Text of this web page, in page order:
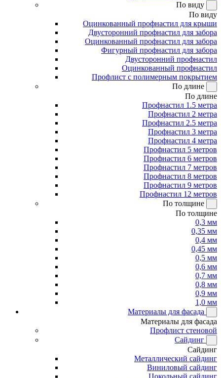
По виду
По виду
Оцинкованный профнастил для крыши
Двусторонний профнастил для забора
Оцинкованный профнастил для забора
Фигурный профнастил для забора
Двусторонний профнастил
Оцинкованный профнастил
Профлист с полимерным покрытием
По длине
По длине
Профнастил 1.5 метра
Профнастил 2 метра
Профнастил 2.5 метра
Профнастил 3 метра
Профнастил 4 метра
Профнастил 5 метров
Профнастил 6 метров
Профнастил 7 метров
Профнастил 8 метров
Профнастил 9 метров
Профнастил 12 метров
По толщине
По толщине
0,3 мм
0,35 мм
0,4 мм
0,45 мм
0,5 мм
0,6 мм
0,7 мм
0,8 мм
0,9 мм
1,0 мм
Материалы для фасада
Материалы для фасада
Профлист стеновой
Сайдинг
Сайдинг
Металлический сайдинг
Виниловый сайдинг
Цокольный сайдинг